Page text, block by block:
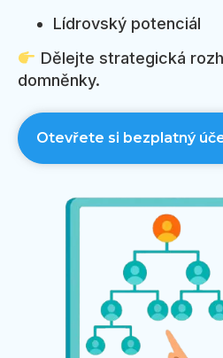
Lídrovský potenciál
Dělejte strategická
domněnky.
Otevřete si bezplatný